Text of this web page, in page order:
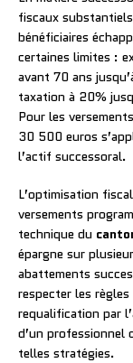
fiscaux
bénéficiaires
certaines limites :
avant 70 ans
taxation à 20%
Pour les
30 500 euros
l’actif successoral.
L’optimisation
versements
technique du
épargne sur
abattements
respecter les
requalification par
d’un
telles stratégies.